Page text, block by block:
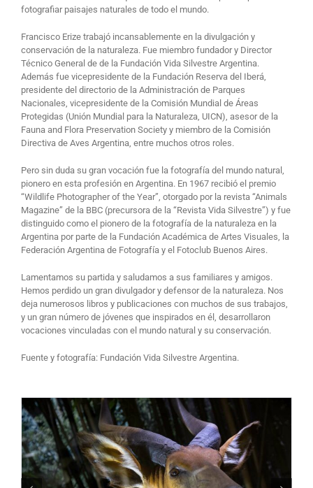
fotografiar paisajes naturales de todo el mundo.
Francisco Erize trabajó incansablemente en la divulgación y
conservación de la naturaleza. Fue miembro fundador y Director
Técnico General de de la Fundación Vida Silvestre Argentina.
Además fue vicepresidente de la Fundación Reserva del Iberá,
presidente del directorio de la Administración de Parques
Nacionales, vicepresidente de la Comisión Mundial de Áreas
Protegidas (Unión Mundial para la Naturaleza, UICN), asesor de la
Fauna and Flora Preservation Society y miembro de la Comisión
Directiva de Aves Argentina, entre muchos otros roles.
Pero sin duda su gran vocación fue la fotografía del mundo natural,
pionero en esta profesión en Argentina. En 1967 recibió el premio
“Wildlife Photographer of the Year”, otorgado por la revista “Animals
Magazine” de la BBC (precursora de la “Revista Vida Silvestre”) y fue
distinguido como el pionero de la fotografía de la naturaleza en la
Argentina por parte de la Fundación Académica de Artes Visuales, la
Federación Argentina de Fotografía y el Fotoclub Buenos Aires.
Lamentamos su partida y saludamos a sus familiares y amigos.
Hemos perdido un gran divulgador y defensor de la naturaleza. Nos
deja numerosos libros y publicaciones con muchos de sus trabajos,
y un gran número de jóvenes que inspirados en él, desarrollaron
vocaciones vinculadas con el mundo natural y su conservación.
Fuente y fotografía: Fundación Vida Silvestre Argentina.